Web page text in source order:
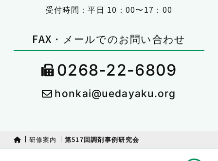
受付時間：平日 10：00〜17：00
FAX・メールでのお問い合わせ
0268-22-6809
honkai@uedayaku.org
研修案内 第517回調剤事例研究会